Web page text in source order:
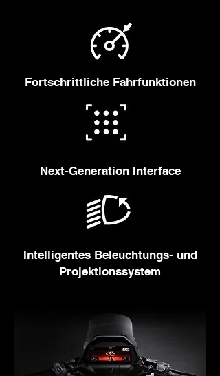
Fortschrittliche Fahrfunktionen
Next-Generation Interface
Intelligentes Beleuchtungs- und
Projek­tionssystem